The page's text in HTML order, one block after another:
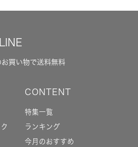
買い物で送料無料
特集一覧
ランキング
今月のおすすめ